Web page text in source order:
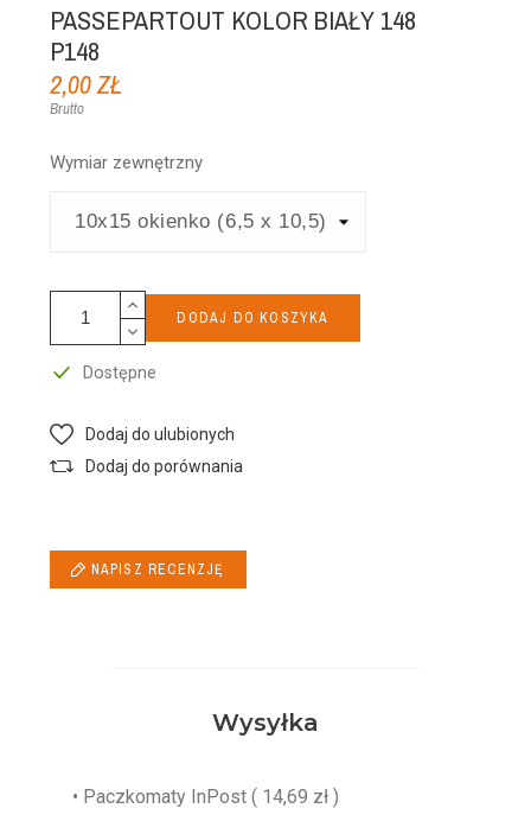
PASSEPARTOUT KOLOR BIAŁY 148
P148
2,00 ZŁ
Brutto
Wymiar zewnętrzny
DODAJ DO KOSZYKA
Dostępne
Dodaj do ulubionych
Dodaj do porównania
NAPISZ RECENZJĘ
Wysyłka
• Paczkomaty InPost( 14,69 zł )